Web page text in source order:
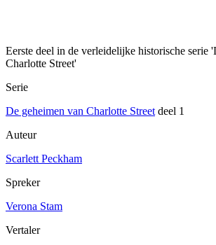
Eerste deel in de verleidelijke historische serie
Charlotte Street'
Serie
De geheimen van Charlotte Street deel 1
Auteur
Scarlett Peckham
Spreker
Verona Stam
Vertaler